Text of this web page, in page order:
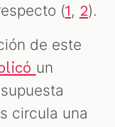
(1, 2).
de este
un
circula una